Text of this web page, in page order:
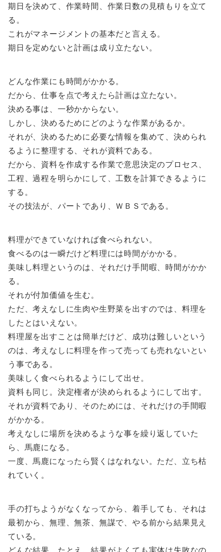
期日を決めて、作業時間、作業日数の見積もりを立て
る。
これがマネージメントの基本だと言える。
期日を定めないと計画は成り立たない。
どんな作業にも時間がかかる。
だから、仕事を点で考えたら計画は立たない。
決める事は、一秒かからない。
しかし、決めるためにどのような作業があるか。
それが、決めるために必要な情報を集めて、決められ
るように整理する、それが資料である。
だから、資料を作成する作業で意思決定のプロセス、
工程、過程を明らかにして、工数を計算できるように
する。
その技法が、パートであり、ＷＢＳである。
料理ができていなければ食べられない。
食べるのは一瞬だけど料理には時間がかかる。
美味し料理というのは、それだけ手間暇、時間がかか
る。
それが付加価値を生む。
ただ、考えなしに生肉や生野菜を出すのでは、料理を
したとはいえない。
料理屋を出すことは簡単だけど、成功は難しいという
のは、考えなしに料理を作って売っても売れないとい
う事である。
美味しく食べられるようにして出せ。
資料も同じ。決定権者が決められるようにして出す。
それが資料であり、そのためには、それだけの手間暇
がかかる。
考えなしに場所を決めるような事を繰り返していた
ら、馬鹿になる。
一度、馬鹿になったら賢くはなれない。ただ、立ち枯
れていく。
手の打ちようがなくなってから、着手しても、それは
最初から、無理、無茶、無謀で、やる前から結果見え
ている。
どんな結果、たとえ、結果がよくても実体は失敗なの